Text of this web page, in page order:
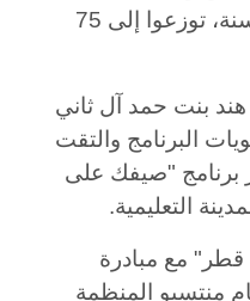
حد سواء ما بين 9 إلى 16 سنة، توزعوا إلى 75
بنت حمد آل ثاني
البرنامج والتقت
برنامج "صيفك على
التعليمية.
مع مبادرة
منتسبو المنظمة